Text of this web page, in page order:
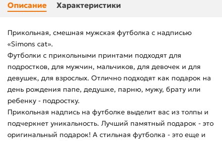
Описание Характеристики
Прикольная, смешная мужская футболка с надписью
«Simons cat».
Футболки с прикольными принтами подходят для
подростков, для мужчин, мальчиков, для девочек и для
девушек, для взрослых. Отлично подходят как подарок на
день рождения папе, дедушке, парню, мужу, брату или
ребенку - подростку.
Прикольная надпись на футболке выделит вас из толпы и
подчеркнет уникальность. Лучший памятный подарок - это
оригинальный подарок! А стильная футболка - это еще и